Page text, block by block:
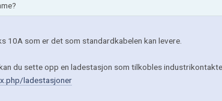
10A som er det som standardkabelen kan levere.
du sette opp en ladestasjon som tilkobles
ladestasjoner